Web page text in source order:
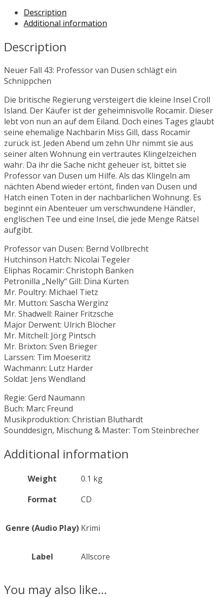
(43)
quantity
Description
Additional information
Description
Neuer Fall 43: Professor van Dusen schlägt ein
Schnippchen
Die britische Regierung versteigert die kleine Insel Croll
Island. Der Käufer ist der geheimnisvolle Rocamir. Dieser
lebt von nun an auf dem Eiland. Doch eines Tages glaubt
seine ehemalige Nachbarin Miss Gill, dass Rocamir
zurück ist. Jeden Abend um zehn Uhr nimmt sie aus
seiner alten Wohnung ein vertrautes Klingelzeichen
wahr. Da ihr die Sache nicht geheuer ist, bittet sie
Professor van Dusen um Hilfe. Als das Klingeln am
nächten Abend wieder ertönt, finden van Dusen und
Hatch einen Toten in der nachbarlichen Wohnung. Es
beginnt ein Abenteuer um verschwundene Händler,
englischen Tee und eine Insel, die jede Menge Rätsel
aufgibt.
Professor van Dusen: Bernd Vollbrecht
Hutchinson Hatch: Nicolai Tegeler
Eliphas Rocamir: Christoph Banken
Petronilla „Nelly“ Gill: Dina Kürten
Mr. Poultry: Michael Tietz
Mr. Mutton: Sascha Werginz
Mr. Shadwell: Rainer Fritzsche
Major Derwent: Ulrich Blöcher
Mr. Mitchell: Jörg Pintsch
Mr. Brixton: Sven Brieger
Larssen: Tim Moeseritz
Wachmann: Lutz Harder
Soldat: Jens Wendland
Regie: Gerd Naumann
Buch: Marc Freund
Musikproduktion: Christian Bluthardt
Sounddesign, Mischung & Master: Tom Steinbrecher
Additional information
Weight
0.1 kg
Format
CD
Genre (Audio Play) Krimi
Label Allscore
You may also like…